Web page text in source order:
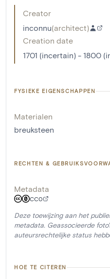
Creator
inconnu(architect)
Creation date
1701 (incertain) - 1800
FYSIEKE EIGENSCHAPPEN
Materialen
breuksteen
RECHTEN &
Metadata
CC0
Deze toewijzing aan het
metadata. Geassocieerde
auteursrechtelijke status
HOE TE CITEREN